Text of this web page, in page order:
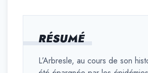
RÉSUMÉ
L’Arbresle, au cours de son